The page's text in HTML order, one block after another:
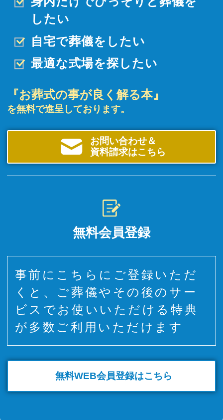
したい
自宅で葬儀をしたい
最適な式場を探したい
『お葬式の事が良く解る本』
を無料で進呈しております。
お問い合わせ＆
資料請求はこちら
無料会員登録
事前にこちらにご登録いただ
くと、ご葬儀やその後のサー
ビスでお使いいただける特典
が多数ご利用いただけます
無料WEB会員登録はこちら